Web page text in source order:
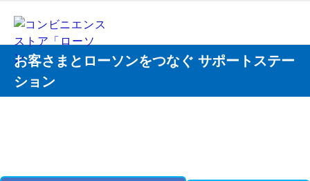
お客さまとローソンをつなぐ サポートステー
ション